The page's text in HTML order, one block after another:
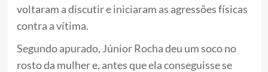
voltaram a discutir e iniciaram as agressões físicas
contra a vítima.
Segundo apurado, Júnior Rocha deu um soco no
rosto da mulher e, antes que ela conseguisse se